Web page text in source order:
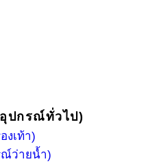
อุปกรณ์ทั่วไป)
งเท้า)
ณ์ว่ายน้ำ)